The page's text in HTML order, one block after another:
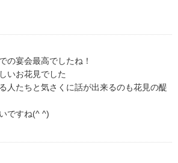
の宴会最高でしたね！
いお花見でした
人たちと気さくに話が出来るのも花見の醍
ですね(^ ^)